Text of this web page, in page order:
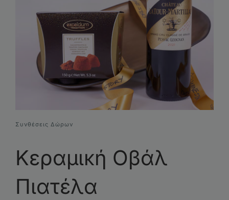
Συνθέσεις Δώρων
Επικοινωνία
Συνθέσεις Δώρων
Κεραμική Οβάλ
Πιατέλα